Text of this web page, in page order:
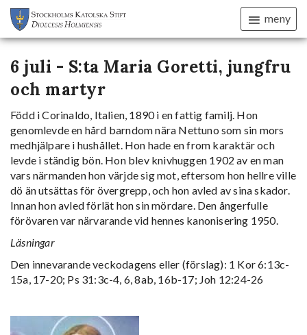
meny
6 juli - S:ta Maria Goretti, jungfru
och martyr
Född i Corinaldo, Italien, 1890 i en fattig familj. Hon
genomlevde en hård barndom nära Nettuno som sin mors
medhjälpare i hushållet. Hon hade en from karaktär och
levde i ständig bön. Hon blev knivhuggen 1902 av en man
vars närmanden hon värjde sig mot, eftersom hon hellre ville
dö än utsättas för övergrepp, och hon avled av sina skador.
Innan hon avled förlät hon sin mördare. Den ångerfulle
förövaren var närvarande vid hennes kanonisering 1950.
Läsningar
Den innevarande veckodagens eller (förslag): 1 Kor 6:13c-
15a, 17-20; Ps 31:3c-4, 6, 8ab, 16b-17; Joh 12:24-26